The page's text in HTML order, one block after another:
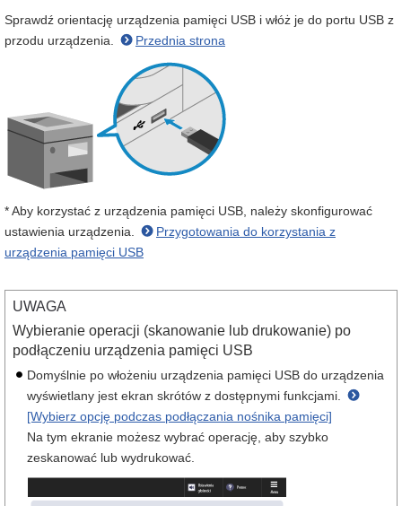
Sprawdź orientację urządzenia pamięci USB i włóż je do portu USB z
przodu urządzenia.
Przednia strona
* Aby korzystać z urządzenia pamięci USB, należy skonfigurować
ustawienia urządzenia.
Przygotowania do korzystania z
urządzenia pamięci USB
UWAGA
Wybieranie operacji (skanowanie lub drukowanie) po
podłączeniu urządzenia pamięci USB
Domyślnie po włożeniu urządzenia pamięci USB do urządzenia
wyświetlany jest ekran skrótów z dostępnymi funkcjami.
[Wybierz opcję podczas podłączania nośnika pamięci]
Na tym ekranie możesz wybrać operację, aby szybko
zeskanować lub wydrukować.